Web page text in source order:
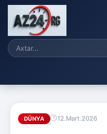
DÜNYA 12.Mart.2026